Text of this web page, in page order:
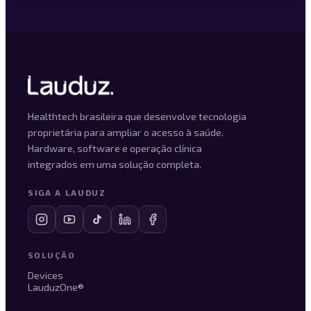
Healthtech brasileira que desenvolve tecnologia
proprietária para ampliar o acesso à saúde.
Hardware, software e operação clínica
integrados em uma solução completa.
SIGA A LAUDUZ
SOLUÇÃO
Devices
LauduzOne®